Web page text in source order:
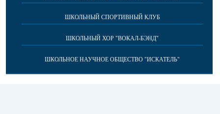
ШКОЛЬНЫЙ СПОРТИВНЫЙ КЛУБ
ШКОЛЬНЫЙ ХОР "ВОКАЛ-БЭНД"
ШКОЛЬНОЕ НАУЧНОЕ ОБЩЕСТВО "ИСКАТЕЛЬ"